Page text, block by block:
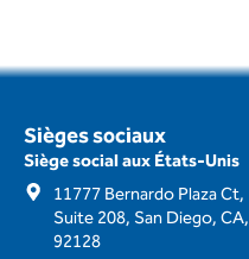
Sièges sociaux
Siège social aux États-Unis
11777 Bernardo Plaza Ct,
Suite 208, San Diego, CA,
92128